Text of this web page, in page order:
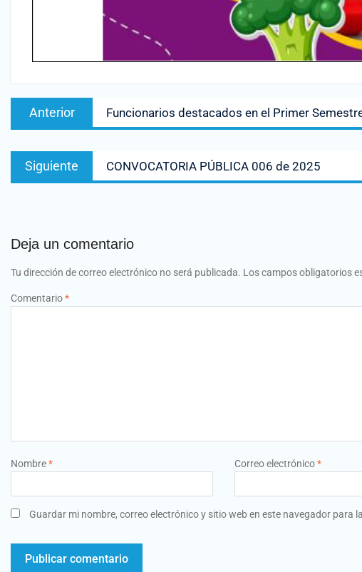
Anterior Funcionarios destacados en el Primer
Siguiente CONVOCATORIA PÚBLICA 006 de 2025
Deja un comentario
Tu dirección de correo electrónico no será publicada. Los campos obligatorios
Comentario*
Nombre* Correo electrónico*
Guardar mi nombre, correo electrónico y sitio web en este navegador para